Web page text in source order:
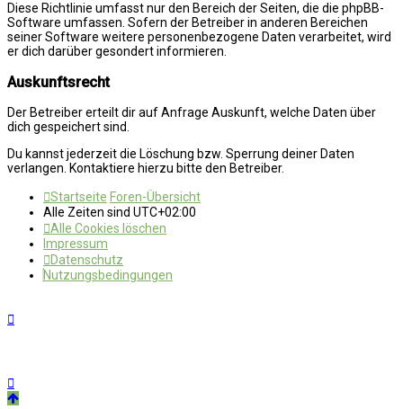
Diese Richtlinie umfasst nur den Bereich der Seiten, die die phpBB-
Software umfassen. Sofern der Betreiber in anderen Bereichen
seiner Software weitere personenbezogene Daten verarbeitet, wird
er dich darüber gesondert informieren.
Auskunftsrecht
Der Betreiber erteilt dir auf Anfrage Auskunft, welche Daten über
dich gespeichert sind.
Du kannst jederzeit die Löschung bzw. Sperrung deiner Daten
verlangen. Kontaktiere hierzu bitte den Betreiber.
Startseite Foren-Übersicht
Alle Zeiten sind UTC+02:00
Alle Cookies löschen
Impressum
Datenschutz
Nutzungsbedingungen